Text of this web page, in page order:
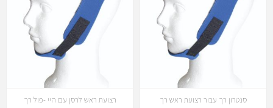
סנטרון רך עבור רצועת ראש רך רצועת ראש לרסן עם היי -פול רך